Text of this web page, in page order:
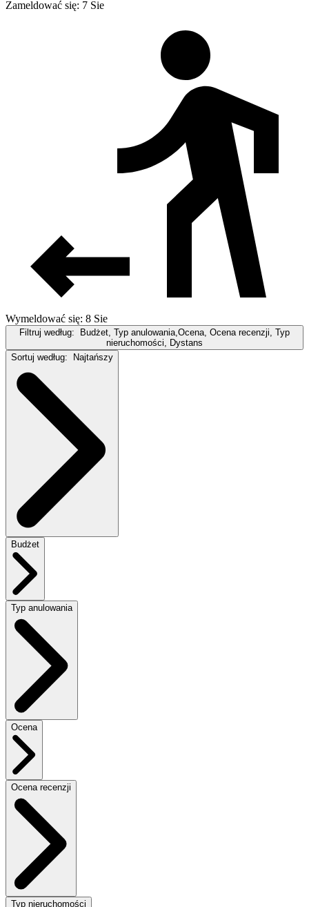
Zameldować się: 7 Sie
Wymeldować się: 8 Sie
Filtruj według:
Budżet, Typ anulowania,Ocena, Ocena recenzji, Typ
nieruchomości, Dystans
Sortuj według:
Najtańszy
Budżet
Typ anulowania
Ocena
Ocena recenzji
Typ nieruchomości